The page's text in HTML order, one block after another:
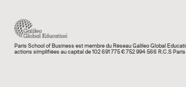
Paris School of Business est membre du Réseau Galileo Global
actions simplifiées au capital de 102 691 775 € 752 994 566 R.C.S Paris